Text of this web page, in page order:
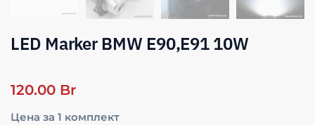
LED Marker BMW E90,E91 10W
120.00 Br
Цена за 1 комплект